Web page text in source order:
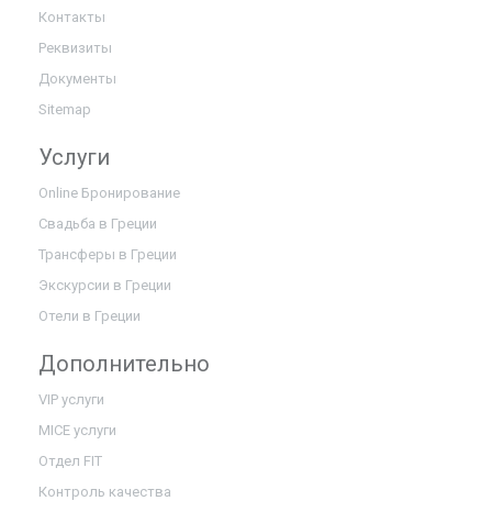
Контакты
Реквизиты
Документы
Sitemap
Услуги
Online Бронирование
Свадьба в Греции
Трансферы в Греции
Экскурсии в Греции
Отели в Греции
Дополнительно
VIP услуги
MICE услуги
Отдел FIT
Контроль качества